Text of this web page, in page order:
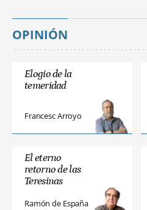
OPINIÓN
Elogio de la
temeridad
Francesc Arroyo
El eterno
retorno de las
Teresinas
Ramón de España